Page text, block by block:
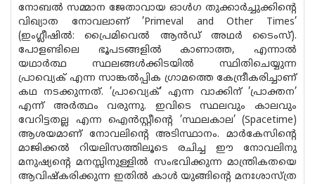
നോബൽ സമ്മാന ജേതാവായ ഓൾഗ തുക്കാർച്ചുക്കിന്റെ
വിഖ്യാത നോവലാണ് ’Primeval and Other Times’
(ഇംഗ്ലീഷിൽ: പ്രൈമിവെൽ ആൻഡ് അഥർ ടൈംസ്).
പോളണ്ടിലെ ഭൂപടങ്ങളിൽ കാണാത്ത, എന്നാൽ
യഥാർത്ഥ സ്ഥലങ്ങൾക്കിടയിൽ സ്ഥിതിചെയ്യുന്ന
പ്രാവ്യെക് എന്ന സാങ്കൽപ്പിക ഗ്രാമത്തെ കേന്ദ്രീകരിച്ചാണ്
കഥ നടക്കുന്നത്. ’പ്രാവ്യെക്’ എന്ന വാക്കിന് ’പ്രാക്തന’
എന്ന് അർത്ഥം വരുന്നു. ഇവിടെ സ്ഥലവും കാലവും
വേറിട്ടതല്ല എന്ന ഐൻസ്റ്റീന്റെ ’സ്ഥലകാല’ (Spacetime)
ആശയമാണ് നോവലിന്റെ അടിസ്ഥാനം. മാർകേസിന്റെ
മാജിക്കൽ റിയലിസത്തിലൂടെ രചിച്ച ഈ നോവലിനു
മനുഷ്യന്റെ മനസ്സിനുള്ളിൽ സംഭവിക്കുന്ന മാന്ത്രികതയെ
ആവിഷ്കരിക്കുന്ന ഇതിൽ കാൾ യുങ്ങിന്റെ മനഃശാസ്ത്ര